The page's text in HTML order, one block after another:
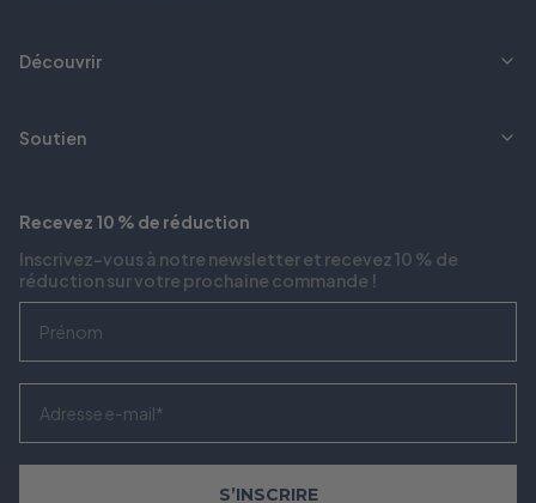
Découvrir
Soutien
Recevez 10 % de réduction
Inscrivez-vous à notre newsletter et recevez 10 % de
réduction sur votre prochaine commande !
S’INSCRIRE